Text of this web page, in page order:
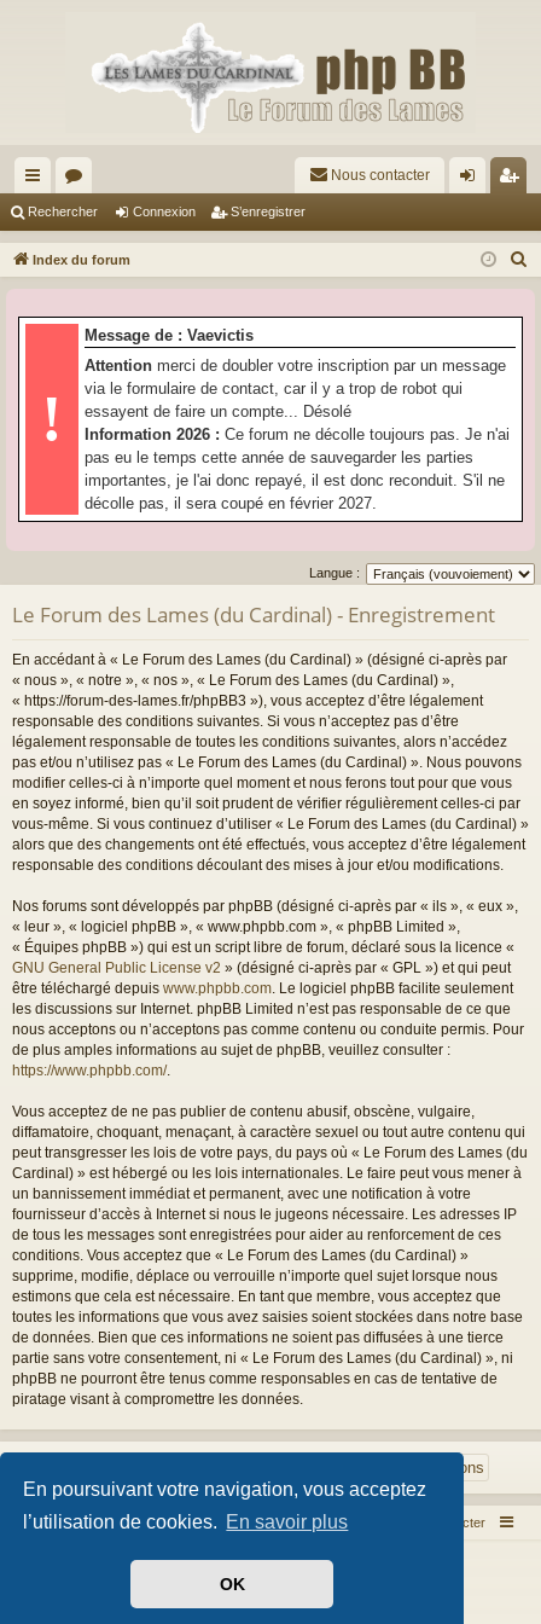
En poursuivant votre navigation, vous acceptez
l’utilisation de cookies. En savoir plus
OK
cc
ès
pi
or
u
s
Nous contacter
ne
on
nr
ist
Rechercher Connexion S’enregistrer
Index du forum
!
Message de : Vaevictis
Attention merci de doubler votre inscription par un message
via le formulaire de contact, car il y a trop de robot qui
essayent de faire un compte... Désolé
Information 2026 : Ce forum ne décolle toujours pas. Je n'ai
pas eu le temps cette année de sauvegarder les parties
importantes, je l'ai donc repayé, il est donc reconduit. S'il ne
décolle pas, il sera coupé en février 2027.
Langue :
Le Forum des Lames (du Cardinal) - Enregistrement
En accédant à « Le Forum des Lames (du Cardinal) » (désigné ci-après par
« nous », « notre », « nos », « Le Forum des Lames (du Cardinal) »,
« https://forum-des-lames.fr/phpBB3 »), vous acceptez d’être légalement
responsable des conditions suivantes. Si vous n’acceptez pas d’être
légalement responsable de toutes les conditions suivantes, alors n’accédez
pas et/ou n’utilisez pas « Le Forum des Lames (du Cardinal) ». Nous pouvons
modifier celles-ci à n’importe quel moment et nous ferons tout pour que vous
en soyez informé, bien qu’il soit prudent de vérifier régulièrement celles-ci par
vous-même. Si vous continuez d’utiliser « Le Forum des Lames (du Cardinal) »
alors que des changements ont été effectués, vous acceptez d’être légalement
responsable des conditions découlant des mises à jour et/ou modifications.
Nos forums sont développés par phpBB (désigné ci-après par « ils », « eux »,
« leur », « logiciel phpBB », « www.phpbb.com », « phpBB Limited »,
« Équipes phpBB ») qui est un script libre de forum, déclaré sous la licence «
GNU General Public License v2 » (désigné ci-après par « GPL ») et qui peut
être téléchargé depuis www.phpbb.com. Le logiciel phpBB facilite seulement
les discussions sur Internet. phpBB Limited n’est pas responsable de ce que
nous acceptons ou n’acceptons pas comme contenu ou conduite permis. Pour
de plus amples informations au sujet de phpBB, veuillez consulter :
https://www.phpbb.com/.
Vous acceptez de ne pas publier de contenu abusif, obscène, vulgaire,
diffamatoire, choquant, menaçant, à caractère sexuel ou tout autre contenu qui
peut transgresser les lois de votre pays, du pays où « Le Forum des Lames (du
Cardinal) » est hébergé ou les lois internationales. Le faire peut vous mener à
un bannissement immédiat et permanent, avec une notification à votre
fournisseur d’accès à Internet si nous le jugeons nécessaire. Les adresses IP
de tous les messages sont enregistrées pour aider au renforcement de ces
conditions. Vous acceptez que « Le Forum des Lames (du Cardinal) »
supprime, modifie, déplace ou verrouille n’importe quel sujet lorsque nous
estimons que cela est nécessaire. En tant que membre, vous acceptez que
toutes les informations que vous avez saisies soient stockées dans notre base
de données. Bien que ces informations ne soient pas diffusées à une tierce
partie sans votre consentement, ni « Le Forum des Lames (du Cardinal) », ni
phpBB ne pourront être tenus comme responsables en cas de tentative de
piratage visant à compromettre les données.
Index du forum Nous contacter
Développé parphpBB® Forum Software © phpBB Limited
Arty- phpBB 3.3 par MrGaby
phpBB-fr.com